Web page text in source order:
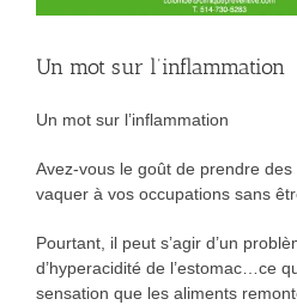
Un mot sur l’inflammation
Un mot sur l’inflammation
Avez-vous le goût de prendre
vaquer à vos occupations sans
Pourtant, il peut s’agir d’un
d’hyperacidité de l’estomac…ce
sensation que les aliments